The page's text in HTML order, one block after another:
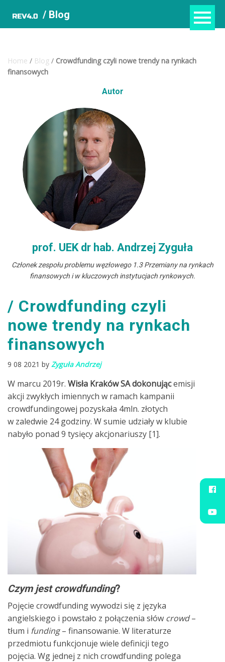
/ Blog
Home / Blog / Crowdfunding czyli nowe trendy na rynkach
finansowych
Autor
prof. UEK dr hab. Andrzej Zyguła
Członek zespołu problemu węzłowego 1.3 Przemiany na rynkach
finansowych i w kluczowych instytucjach rynkowych.
Crowdfunding czyli
nowe trendy na rynkach
finansowych
9 08 2021 by Zyguła Andrzej
W marcu 2019r. Wisła Kraków SA dokonującemisji
akcji zwykłych imiennych w ramach kampanii
crowdfundingowej pozyskała 4mln. złotych
w zaledwie 24 godziny. W sumie udziały w klubie
nabyło ponad 9 tysięcy akcjonariuszy [1].
Czym jest crowdfunding?
Pojęcie crowdfunding wywodzi się z języka
angielskiego i powstało z połączenia słów crowd–
tłum i funding– finansowanie. W literaturze
przedmiotu funkcjonuje wiele definicji tego
pojęcia. Wg jednej z nich crowdfunding polega